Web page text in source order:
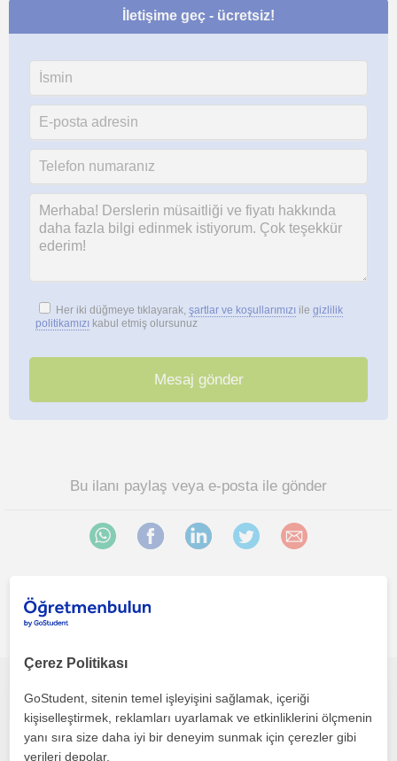
İletişime geç - ücretsiz!
Her iki düğmeye tıklayarak, şartlar ve koşullarımızı ile gizlilik
politikamızı kabul etmiş olursunuz
Bu ilanı paylaş veya e-posta ile gönder
Ankara bölgesinde ilginizi çekebilecek diğer Muhasebe
Muhasebe
Çerez Politikası
GoStudent, sitenin temel işleyişini sağlamak, içeriği
kişiselleştirmek, reklamları uyarlamak ve etkinliklerini ölçmenin
yanı sıra size daha iyi bir deneyim sunmak için çerezler gibi
verileri depolar.